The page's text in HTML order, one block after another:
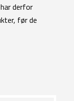
derfor
før de